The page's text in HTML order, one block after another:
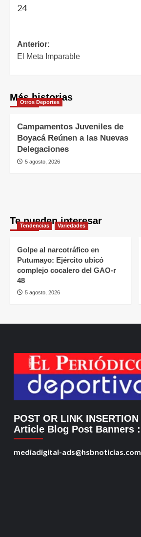
24
Anterior:
El Meta Imparable
Más historias
Otros Deportes
Campamentos Juveniles de
Boyacá Reúnen a las Nuevas
Delegaciones
5 agosto, 2026
Te pueden interesar
Tendencias Variedades
Golpe al narcotráfico en
Putumayo: Ejército ubicó
complejo cocalero del GAO-r
48
5 agosto, 2026
POST OR LINK INSERTION
Article Blog Post Banners :
mediadigital-ads@hsbnoticias.com